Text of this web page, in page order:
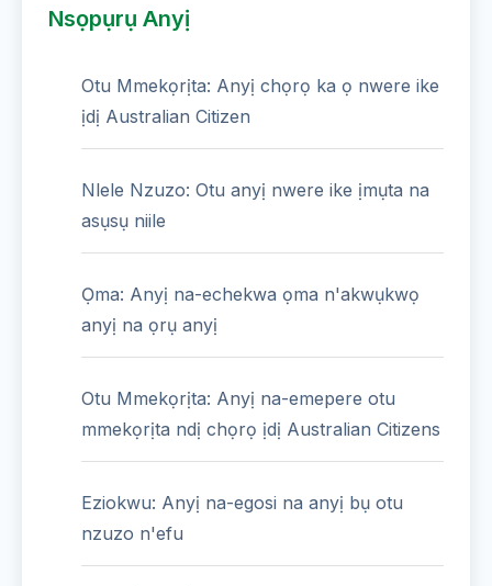
Nsọpụrụ Anyị
Otu Mmekọrịta: Anyị chọrọ ka ọ nwere ike
ịdị Australian Citizen
Nlele Nzuzo: Otu anyị nwere ike ịmụta na
asụsụ niile
Ọma: Anyị na-echekwa ọma n'akwụkwọ
anyị na ọrụ anyị
Otu Mmekọrịta: Anyị na-emepere otu
mmekọrịta ndị chọrọ ịdị Australian Citizens
Eziokwu: Anyị na-egosi na anyị bụ otu
nzuzo n'efu